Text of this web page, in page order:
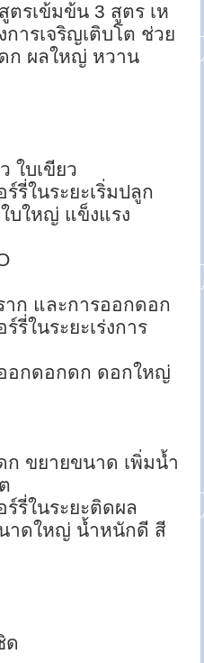
ตรเข้มข้น 3 สูตร เห
ารเจริญเติบโต ช่วย
ก ผลใหญ่ หวาน
ใบเขียว
รี่ในระยะเริ่มปลูก
บใหญ่ แข็งแรง
าก และการออกดอก
รี่ในระยะเร่งการ
อกดอกดก ดอกใหญ่
ขยายขนาด เพิ่มน้ำ
รี่ในระยะติดผล
าดใหญ่ น้ำหนักดี สี
ด